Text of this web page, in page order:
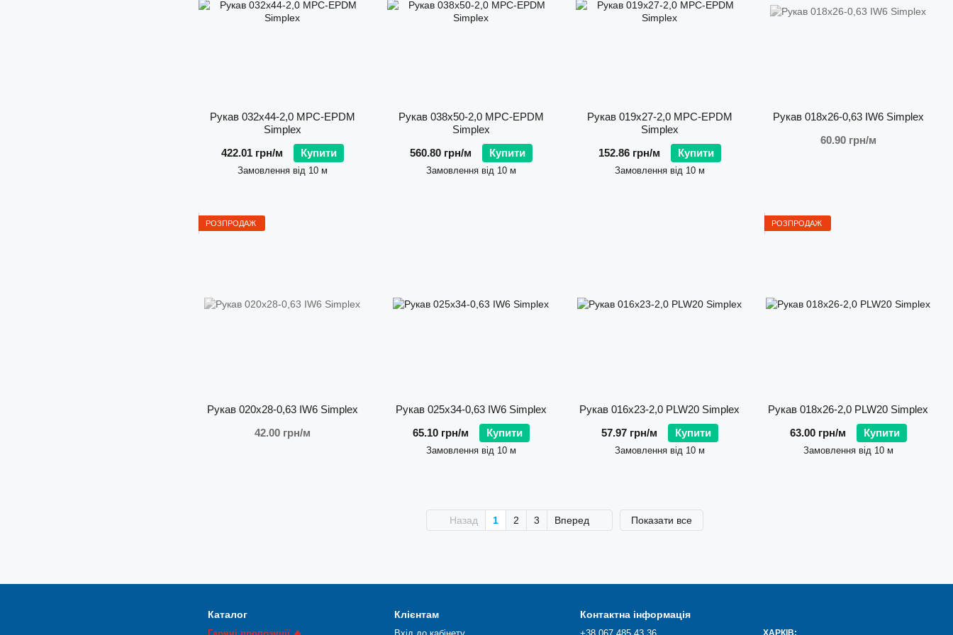
📌 Обираючи SIMPLEX, ви отримуєте доступ до європейської якості без переплат. Це вибір для тих, хто цінує
стабільність, ефективність та довговічність у кожній деталі.
Рукав 032х44-2,0 MPC-EPDM
Simplex
422.01 грн/м
Купити
Замовлення від 10 м
Рукав 038х50-2,0 MPC-EPDM
Simplex
560.80 грн/м
Купити
Замовлення від 10 м
Рукав 019х27-2,0 MPC-EPDM
Simplex
152.86 грн/м
Купити
Замовлення від 10 м
Рукав 018х26-0,63 IW6 Simplex
60.90 грн/м
РОЗПРОДАЖ
Рукав 020х28-0,63 IW6 Simplex
42.00 грн/м
Рукав 025х34-0,63 IW6 Simplex
65.10 грн/м
Купити
Замовлення від 10 м
Рукав 016х23-2,0 PLW20 Simplex
57.97 грн/м
Купити
Замовлення від 10 м
РОЗПРОДАЖ
Рукав 018х26-2,0 PLW20 Simplex
63.00 грн/м
Купити
Замовлення від 10 м
Назад 1 2 3 Вперед Показати все
Каталог Клієнтам Контактна інформація
ХАРКІВ: